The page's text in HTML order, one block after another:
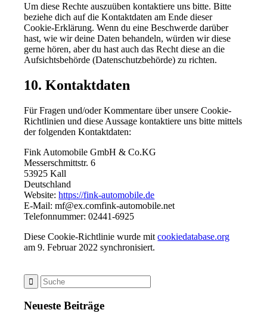
Um diese Rechte auszuüben kontaktiere uns bitte. Bitte
beziehe dich auf die Kontaktdaten am Ende dieser
Cookie-Erklärung. Wenn du eine Beschwerde darüber
hast, wie wir deine Daten behandeln, würden wir diese
gerne hören, aber du hast auch das Recht diese an die
Aufsichtsbehörde (Datenschutzbehörde) zu richten.
10. Kontaktdaten
Für Fragen und/oder Kommentare über unsere Cookie-
Richtlinien und diese Aussage kontaktiere uns bitte mittels
der folgenden Kontaktdaten:
Fink Automobile GmbH & Co.KG
Messerschmittstr. 6
53925 Kall
Deutschland
Website:https://fink-automobile.de
E-Mail:mf@ex.comfink-automobile.net
Telefonnummer: 02441-6925
Diese Cookie-Richtlinie wurde mitcookiedatabase.org
am 9. Februar 2022 synchronisiert.
Neueste Beiträge